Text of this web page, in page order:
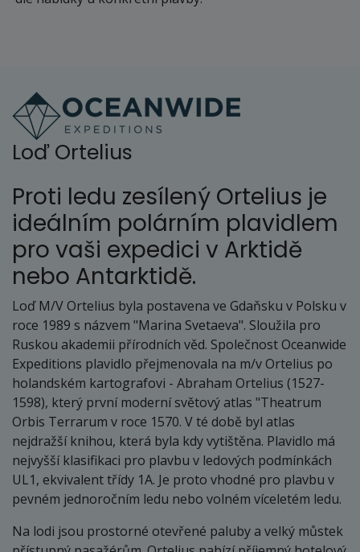
Loď Ortelius
Proti ledu zesílený Ortelius je
ideálním polárním plavidlem
pro vaši expedici v Arktidě
nebo Antarktidě.
Loď M/V Ortelius byla postavena ve Gdaňsku v Polsku v
roce 1989 s názvem "Marina Svetaeva". Sloužila pro
Ruskou akademii přírodních věd. Společnost Oceanwide
Expeditions plavidlo přejmenovala na m/v Ortelius po
holandském kartografovi - Abraham Ortelius (1527-
1598), který první moderní světový atlas "Theatrum
Orbis Terrarum v roce 1570. V té době byl atlas
nejdražší knihou, která byla kdy vytištěna. Plavidlo má
nejvyšší klasifikaci pro plavbu v ledových podmínkách
UL1, ekvivalent třídy 1A. Je proto vhodné pro plavbu v
pevném jednoročním ledu nebo volném víceletém ledu.
Na lodi jsou prostorné otevřené paluby a velký můstek